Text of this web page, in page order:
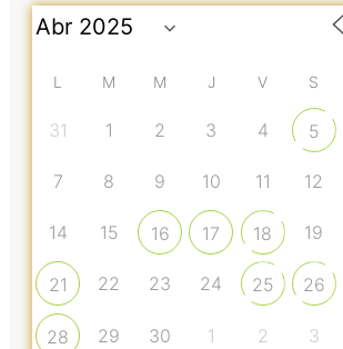
L M M J V S
31 1 2 3 4 5
7 8 9 10 11 12
14 15 16 17 18 19
21 22 23 24 25 26
28 29 30 1 2 3